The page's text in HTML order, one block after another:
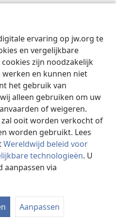
ervaring op jw.org te
en vergelijkbare
zijn noodzakelijk
en kunnen niet
het gebruik van
alleen gebruiken om uw
of weigeren.
zal ooit worden verkocht of
worden gebruikt. Lees
Wereldwijd beleid voor
technologieën. U
via
Aanpassen
and Tract Society of Pennsylvania.